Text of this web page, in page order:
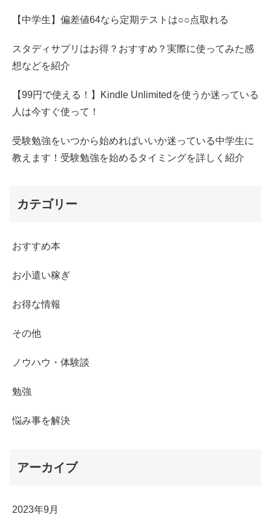
【中学生】偏差値64なら定期テストは○○点取れる
スタディサプリはお得？おすすめ？実際に使ってみた感
想などを紹介
【99円で使える！】Kindle Unlimitedを使うか迷っている
人は今すぐ使って！
受験勉強をいつから始めればいいか迷っている中学生に
教えます！受験勉強を始めるタイミングを詳しく紹介
カテゴリー
おすすめ本
お小遣い稼ぎ
お得な情報
その他
ノウハウ・体験談
勉強
悩み事を解決
アーカイブ
2023年9月